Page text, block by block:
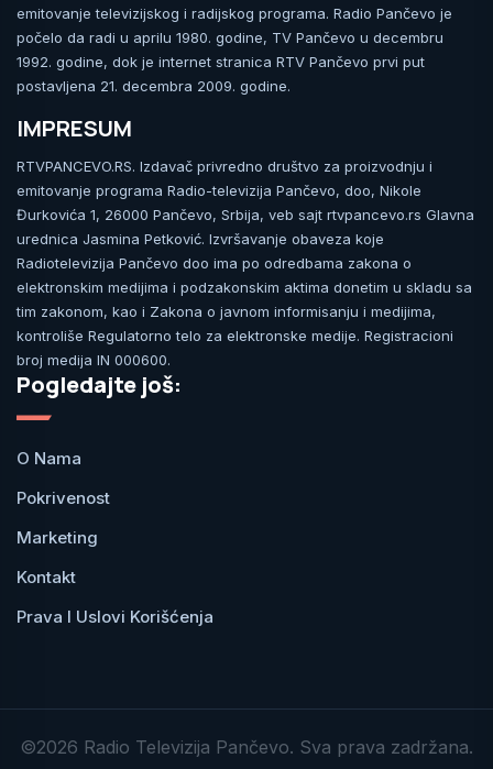
emitovanje televizijskog i radijskog programa. Radio Pančevo je
počelo da radi u aprilu 1980. godine, TV Pančevo u decembru
1992. godine, dok je internet stranica RTV Pančevo prvi put
postavljena 21. decembra 2009. godine.
IMPRESUM
RTVPANCEVO.RS. Izdavač privredno društvo za proizvodnju i
emitovanje programa Radio-televizija Pančevo, doo, Nikole
Đurkovića 1, 26000 Pančevo, Srbija, veb sajt rtvpancevo.rs Glavna
urednica Jasmina Petković. Izvršavanje obaveza koje
Radiotelevizija Pančevo doo ima po odredbama zakona o
elektronskim medijima i podzakonskim aktima donetim u skladu sa
tim zakonom, kao i Zakona o javnom informisanju i medijima,
kontroliše Regulatorno telo za elektronske medije. Registracioni
broj medija IN 000600.
Pogledajte još:
O Nama
Pokrivenost
Marketing
Kontakt
Prava I Uslovi Korišćenja
©2026 Radio Televizija Pančevo. Sva prava zadržana.